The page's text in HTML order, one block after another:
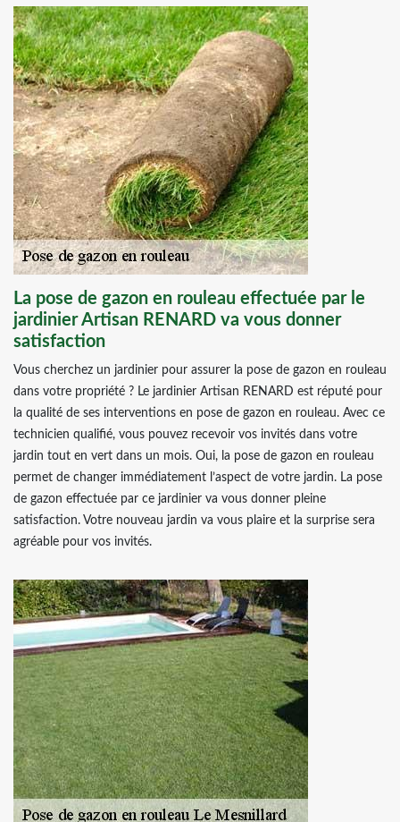
La pose de gazon en rouleau effectuée par le
jardinier Artisan RENARD va vous donner
satisfaction
Vous cherchez un jardinier pour assurer la pose de gazon en rouleau
dans votre propriété ? Le jardinier Artisan RENARD est réputé pour
la qualité de ses interventions en pose de gazon en rouleau. Avec ce
technicien qualifié, vous pouvez recevoir vos invités dans votre
jardin tout en vert dans un mois. Oui, la pose de gazon en rouleau
permet de changer immédiatement l’aspect de votre jardin. La pose
de gazon effectuée par ce jardinier va vous donner pleine
satisfaction. Votre nouveau jardin va vous plaire et la surprise sera
agréable pour vos invités.